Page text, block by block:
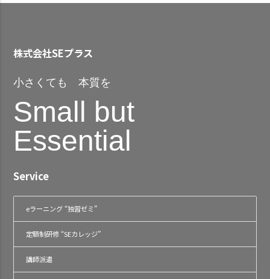
株式会社SEプラス
小さくても 本質を
Small but
Essential
Service
eラーニング “独習ゼミ”
定額制研修 “SEカレッジ”
講師派遣